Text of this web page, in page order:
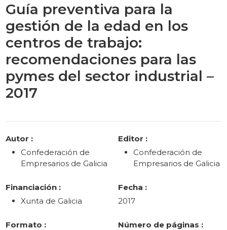
Guía preventiva para la
gestión de la edad en los
centros de trabajo:
recomendaciones para las
pymes del sector industrial –
2017
Autor :
Confederación de
Empresarios de Galicia
Editor :
Confederación de
Empresarios de Galicia
Financiación :
Xunta de Galicia
Fecha :
2017
Formato :
Número de páginas :